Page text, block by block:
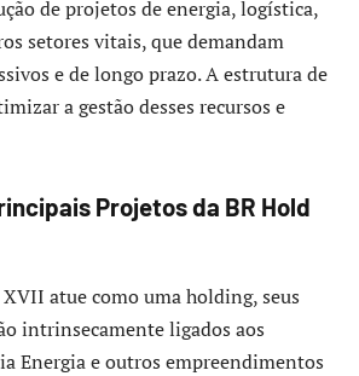
de projetos de energia, logística,
setores vitais, que demandam
e de longo prazo. A estrutura de
a gestão desses recursos e
Projetos da BR Hold
atue como uma holding, seus
intrinsecamente ligados aos
Energia e outros empreendimentos